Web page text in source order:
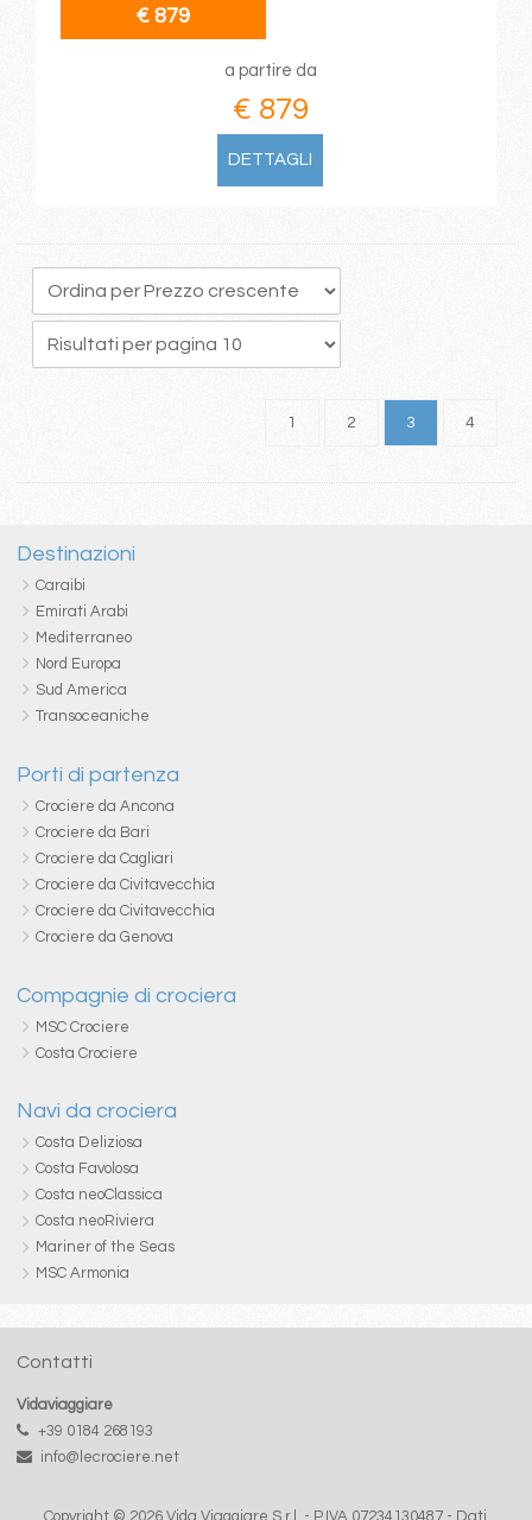
€ 879
a partire da
€ 879
DETTAGLI
1 2 3 4
Destinazioni
Caraibi
Emirati Arabi
Mediterraneo
Nord Europa
Sud America
Transoceaniche
Porti di partenza
Crociere da Ancona
Crociere da Bari
Crociere da Cagliari
Crociere da Civitavecchia
Crociere da Civitavecchia
Crociere da Genova
Compagnie di crociera
MSC Crociere
Costa Crociere
Navi da crociera
Costa Deliziosa
Costa Favolosa
Costa neoClassica
Costa neoRiviera
Mariner of the Seas
MSC Armonia
Contatti
Vidaviaggiare
+39 0184 268193
info@lecrociere.net